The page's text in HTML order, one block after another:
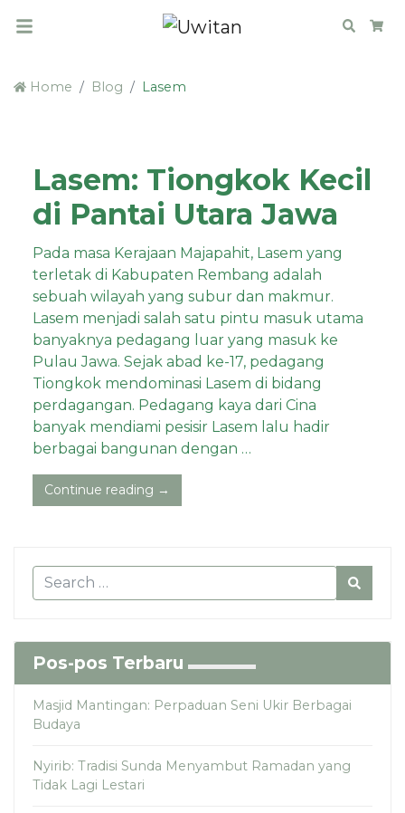
Search
Home Blog Lasem
Lasem: Tiongkok Kecil
di Pantai Utara Jawa
Pada masa Kerajaan Majapahit, Lasem yang
terletak di Kabupaten Rembang adalah
sebuah wilayah yang subur dan makmur.
Lasem menjadi salah satu pintu masuk utama
banyaknya pedagang luar yang masuk ke
Pulau Jawa. Sejak abad ke-17, pedagang
Tiongkok mendominasi Lasem di bidang
perdagangan. Pedagang kaya dari Cina
banyak mendiami pesisir Lasem lalu hadir
berbagai bangunan dengan …
Continue reading →
Pos-pos Terbaru
Masjid Mantingan: Perpaduan Seni Ukir Berbagai
Budaya
Nyirib: Tradisi Sunda Menyambut Ramadan yang
Tidak Lagi Lestari